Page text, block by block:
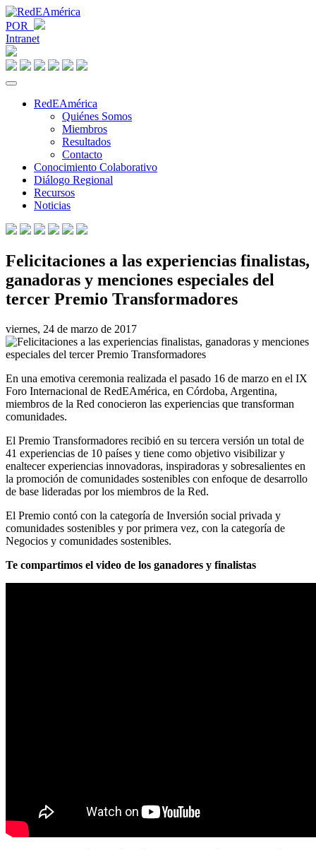
POR
Intranet
RedEAmérica
Quiénes Somos
Miembros
Resultados
Contacto
Conocimiento Colaborativo
Diálogo Regional
Recursos
Noticias
Felicitaciones a las experiencias finalistas,
ganadoras y menciones especiales del
tercer Premio Transformadores
viernes, 24 de marzo de 2017
En una emotiva ceremonia realizada el pasado 16 de marzo en el IX
Foro Internacional de RedEAmérica, en Córdoba, Argentina,
miembros de la Red conocieron las experiencias que transforman
comunidades.
El Premio Transformadores recibió en su tercera versión un total de
41 experiencias de 10 países y tiene como objetivo visibilizar y
enaltecer experiencias innovadoras, inspiradoras y sobresalientes en
la promoción de comunidades sostenibles con enfoque de desarrollo
de base lideradas por los miembros de la Red.
El Premio contó con la categoría de Inversión social privada y
comunidades sostenibles y por primera vez, con la categoría de
Negocios y comunidades sostenibles.
Te compartimos el video de los ganadores y finalistas